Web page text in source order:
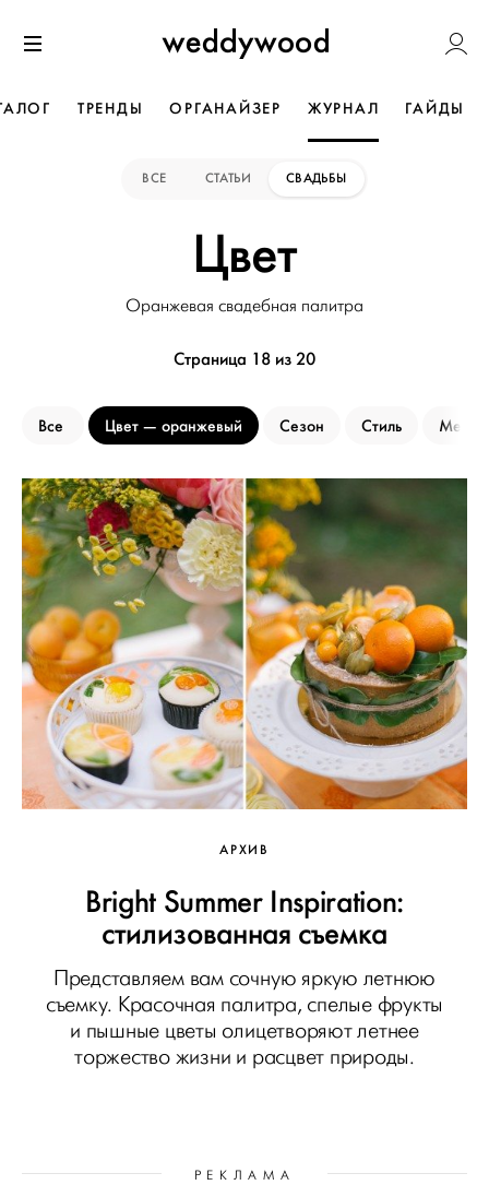
к содержанию
Weddywood
ТРЕНДЫ ОРГАНАЙЗЕР ЖУРНАЛ ГАЙДЫ
ВСЕ СТАТЬИ СВАДЬБЫ
Цвет
Оранжевая свадебная палитра
Страница 18 из 20
Все Цвет оранжевый Сезон Стиль Место
АРХИВ
Bright Summer Inspiration:
стилизованная съемка
Представляем вам сочную яркую летнюю
съемку. Красочная палитра, спелые фрукты
и пышные цветы олицетворяют летнее
торжество жизни и расцвет природы.
РЕКЛАМА